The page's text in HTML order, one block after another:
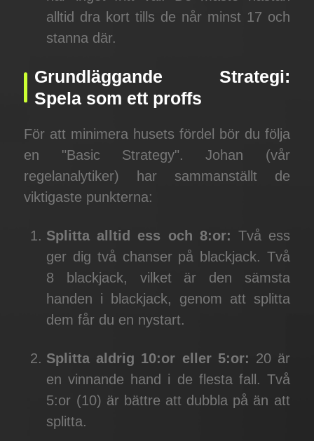
alltid dra kort tills de når minst 17 och
stanna där.
Grundläggande Strategi:
Spela som ett proffs
För att minimera husets fördel bör du följa
en "Basic Strategy". Johan (vår
regelanalytiker) har sammanställt de
viktigaste punkterna:
Splitta alltid ess och 8:or: Två ess
ger dig två chanser på blackjack. Två
8 blackjack, vilket är den sämsta
handen i blackjack, genom att splitta
dem får du en nystart.
Splitta aldrig 10:or eller 5:or: 20 är
en vinnande hand i de flesta fall. Två
5:or (10) är bättre att dubbla på än att
splitta.